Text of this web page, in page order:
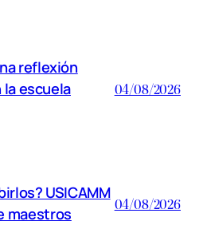
reflexión
escuela
04/08/2026
USICAMM
maestros
04/08/2026